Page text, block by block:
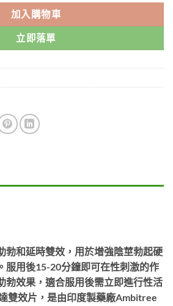
加入購物車
立即落單
勃和延時雙效，​用於增強陰莖勃起硬
服用後15-20分鐘即可在性刺激的作
勃效果，適合服用後需立即進行性活
雙效片，是由印度製藥廠Ambitree